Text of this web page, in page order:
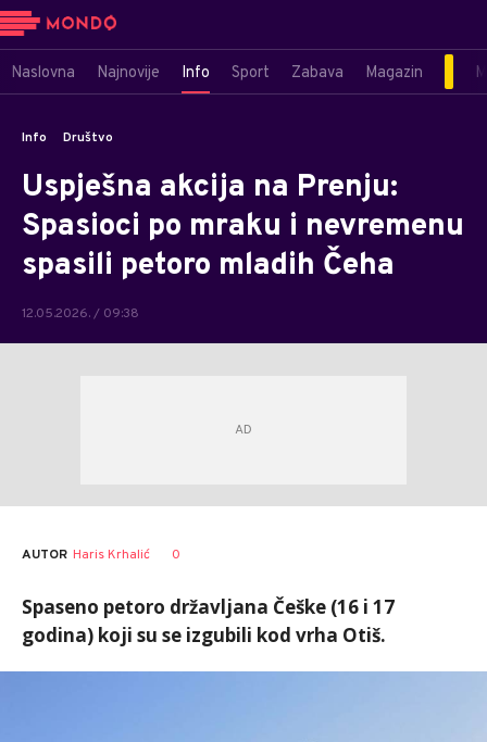
Naslovna Najnovije Info Sport Zabava Magazin
Info Društvo
Uspješna akcija na Prenju:
Spasioci po mraku i nevremenu
spasili petoro mladih Čeha
12.05.2026. / 09:38
AUTOR Haris Krhalić 0
Spaseno petoro državljana Češke (16 i 17
godina) koji su se izgubili kod vrha Otiš.